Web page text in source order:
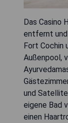
Das Casino
entfernt
Fort Cochin
Außenpool,
und
eigene Bad
einen